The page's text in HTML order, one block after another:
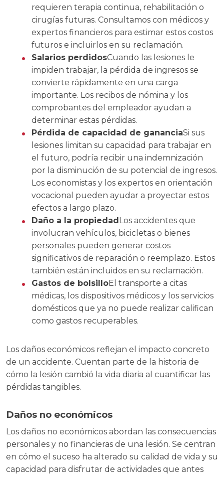
requieren terapia continua, rehabilitación o
cirugías futuras. Consultamos con médicos y
expertos financieros para estimar estos costos
futuros e incluirlos en su reclamación.
Salarios perdidosCuando las lesiones le
impiden trabajar, la pérdida de ingresos se
convierte rápidamente en una carga
importante. Los recibos de nómina y los
comprobantes del empleador ayudan a
determinar estas pérdidas.
Pérdida de capacidad de gananciaSi sus
lesiones limitan su capacidad para trabajar en
el futuro, podría recibir una indemnización
por la disminución de su potencial de ingresos.
Los economistas y los expertos en orientación
vocacional pueden ayudar a proyectar estos
efectos a largo plazo.
Daño a la propiedadLos accidentes que
involucran vehículos, bicicletas o bienes
personales pueden generar costos
significativos de reparación o reemplazo. Estos
también están incluidos en su reclamación.
Gastos de bolsilloEl transporte a citas
médicas, los dispositivos médicos y los servicios
domésticos que ya no puede realizar califican
como gastos recuperables.
Los daños económicos reflejan el impacto concreto
de un accidente. Cuentan parte de la historia de
cómo la lesión cambió la vida diaria al cuantificar las
pérdidas tangibles.
Daños no económicos
Los daños no económicos abordan las consecuencias
personales y no financieras de una lesión. Se centran
en cómo el suceso ha alterado su calidad de vida y su
capacidad para disfrutar de actividades que antes